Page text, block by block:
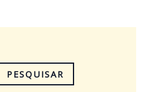
PESQUISAR